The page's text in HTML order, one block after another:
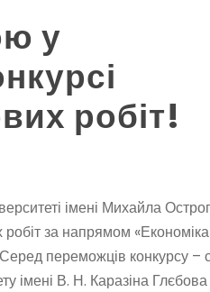
у
робіт!
імені Михайла
робіт за напрямом «Економіка
переможців конкурсу –
імені В. Н. Каразіна